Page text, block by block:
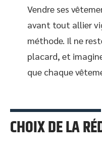
Vendre ses
avant tout allier
méthode. Il ne
placard, et
que chaque
CHOIX DE LA